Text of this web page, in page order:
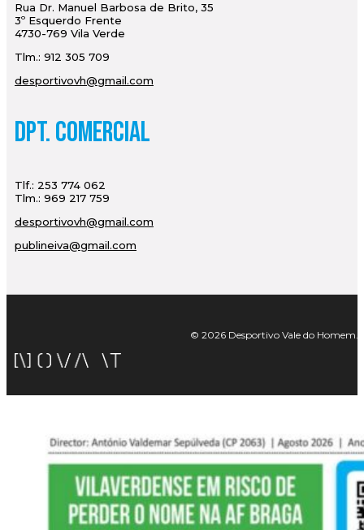
Rua Dr. Manuel Barbosa de Brito, 35
3º Esquerdo Frente
4730-769 Vila Verde
Tlm.: 912 305 709
desportivovh@gmail.com
Dpt. Comercial
Tlf.: 253 774 062
Tlm.: 969 217 759
desportivovh@gmail.com
publineiva@gmail.com
© 2026 Desportivo Vale do Homem.